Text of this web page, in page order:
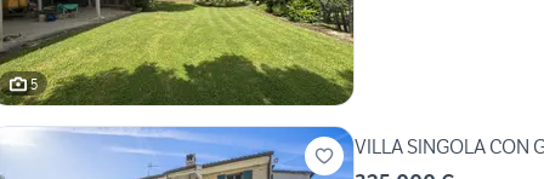
5
VILLA SINGOLA CON